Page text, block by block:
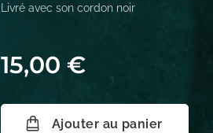
Livré avec son cordon noir
15,00 €
Ajouter au panier